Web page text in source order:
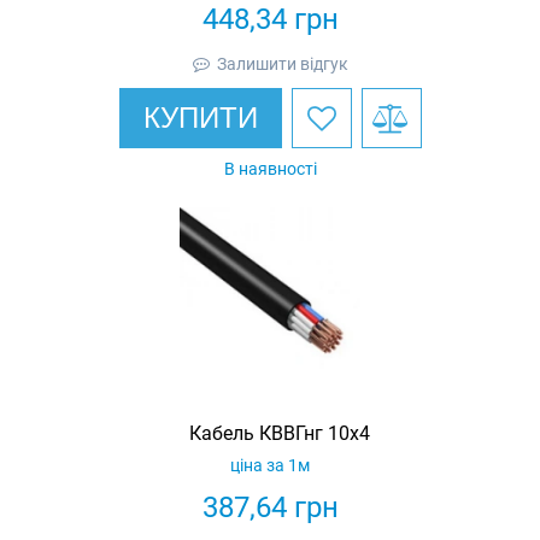
448,34грн
Залишити відгук
КУПИТИ
В наявності
Кабель КВВГнг 10х4
387,64грн
ціна за 1м